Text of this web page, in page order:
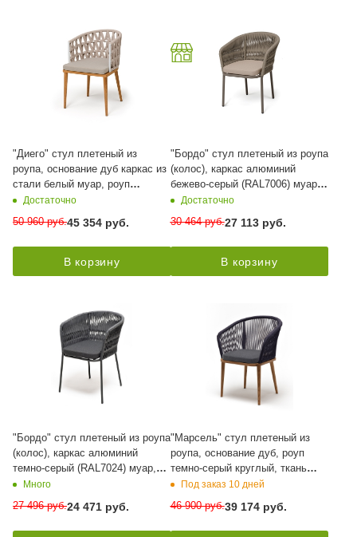
"Диего" стул плетеный из
роупа, основание дуб каркас из
стали белый муар, роуп
бежевый круглый, ткань
Достаточно
50 960руб.45 354 руб.
В корзину
"Бордо" стул плетеный из роупа
(колос), каркас алюминий
бежево-серый (RAL7006) муар,
роуп серо-коричневый 23мм,
Достаточно
30 464руб.27 113руб.
В корзину
"Бордо" стул плетеный из роупа
(колос), каркас алюминий
темно-серый (RAL7024) муар,
роуп серый 15мм, ткань темно-
Много
27 496руб.24 471 руб.
"Марсель" стул плетеный из
роупа, основание дуб, роуп
темно-серый круглый, ткань
темно-серая 027
Под заказ 10 дней
46 900руб.39 174руб.